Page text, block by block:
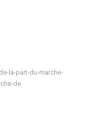
la-part-du-marche-
de